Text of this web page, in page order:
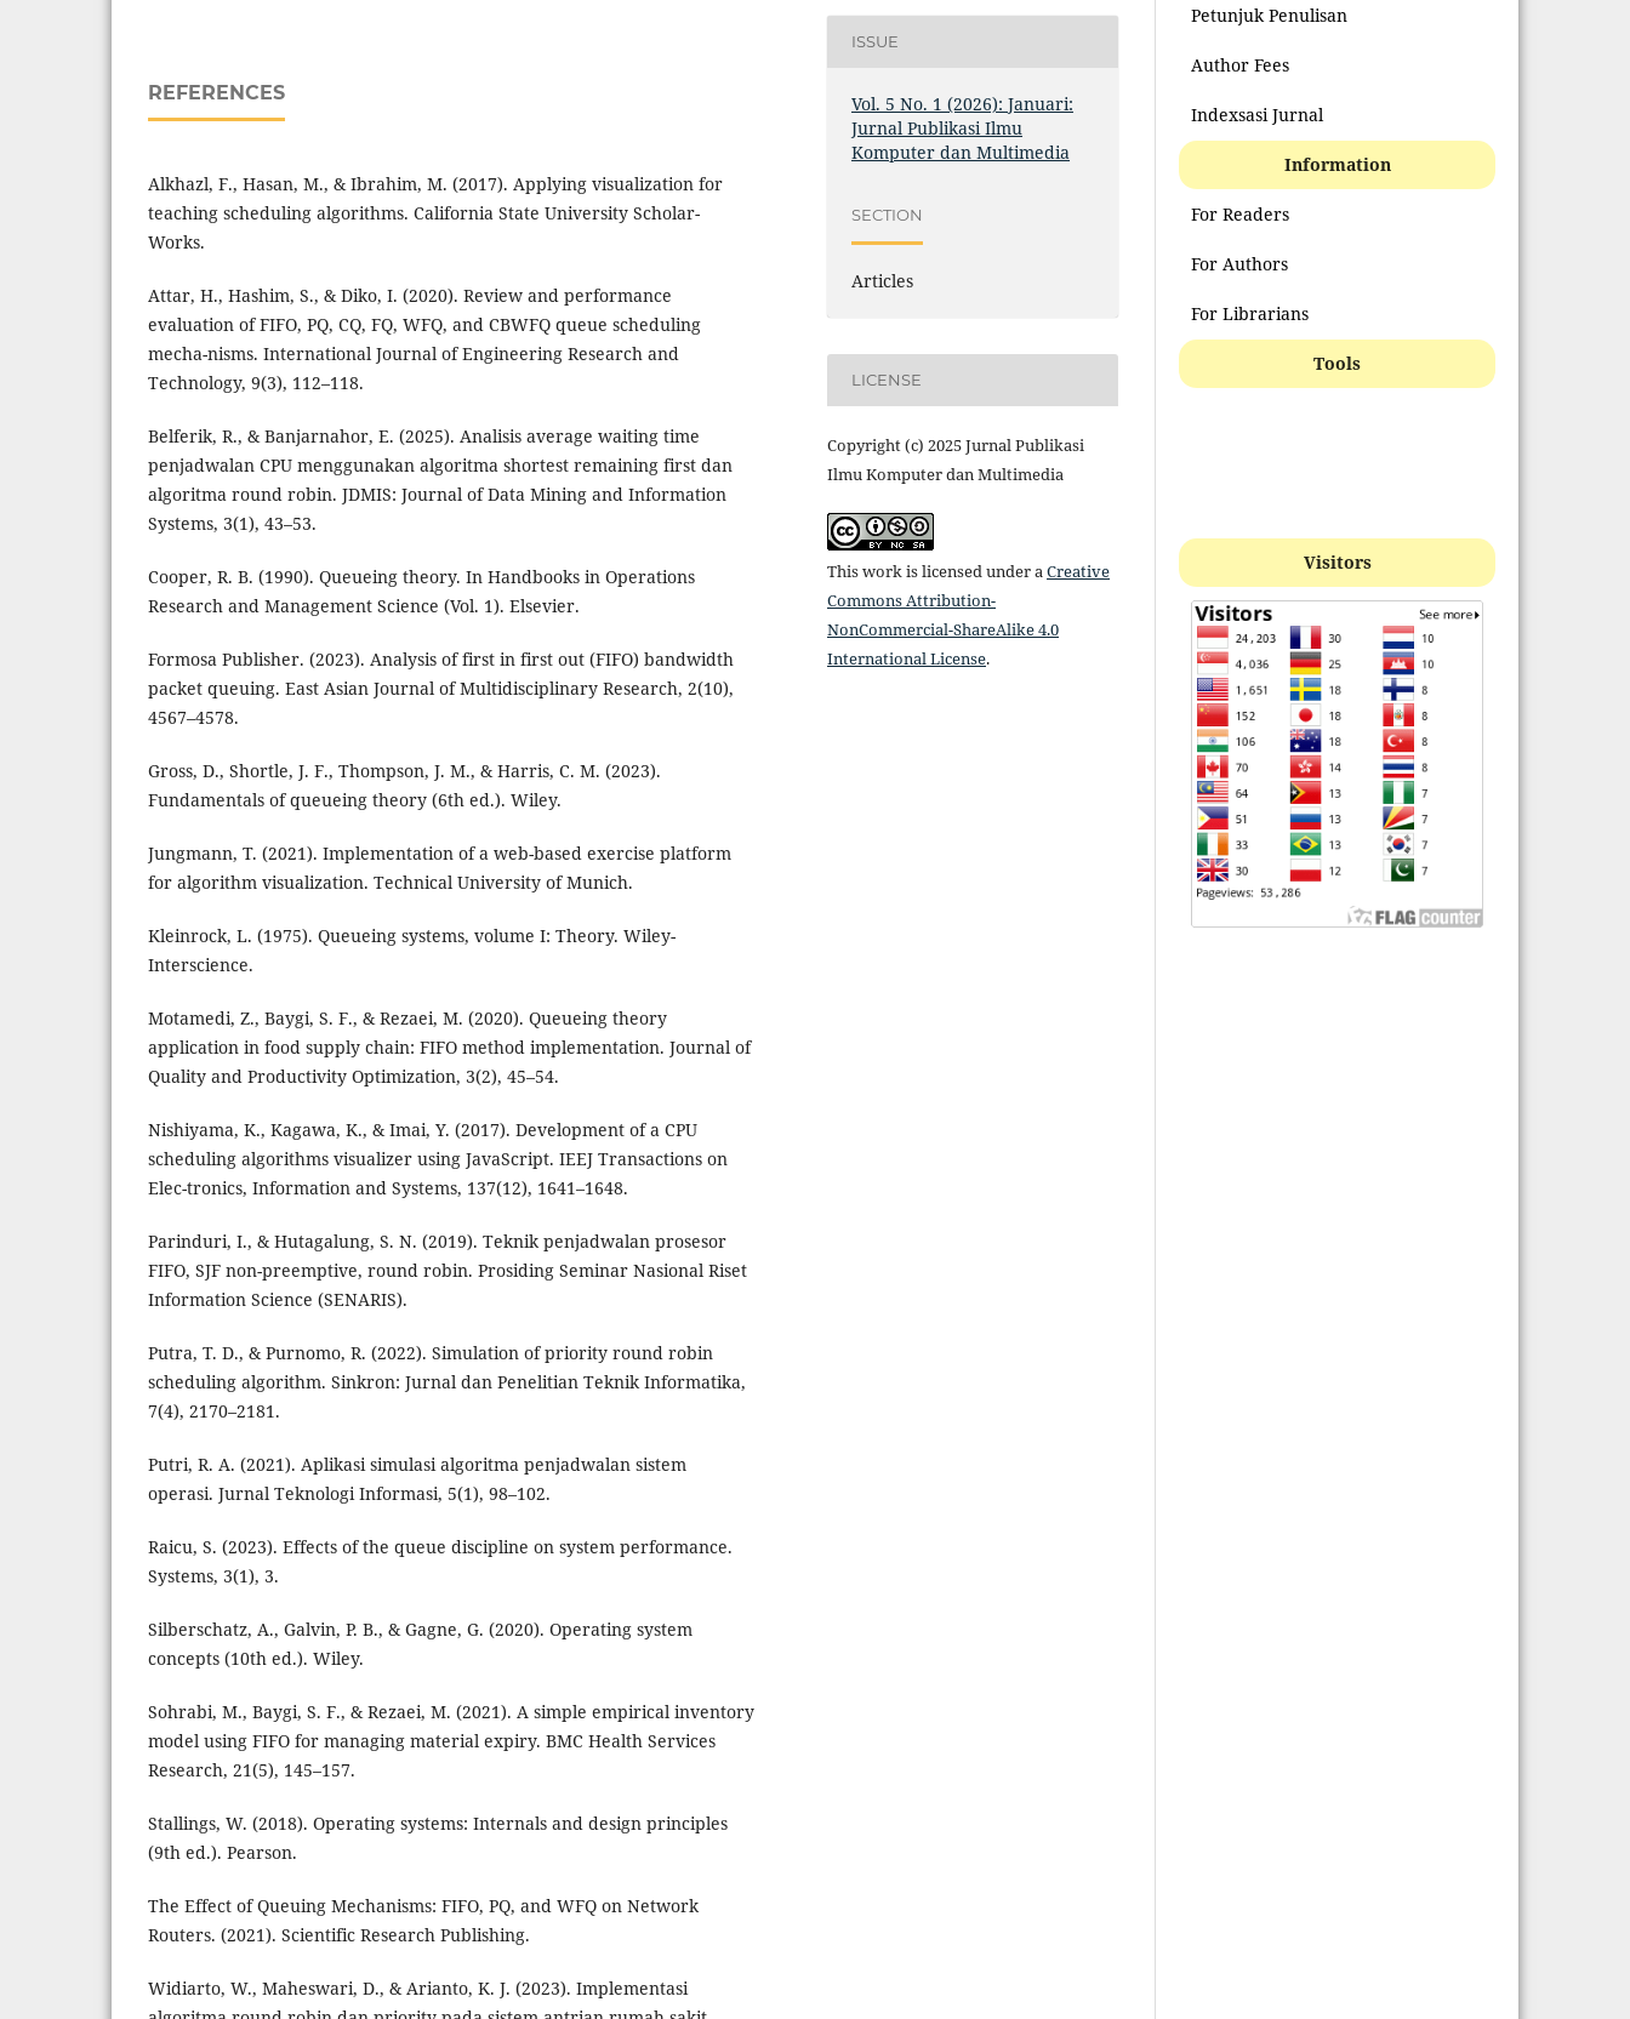
REFERENCES
Alkhazl, F., Hasan, M., & Ibrahim, M. (2017). Applying visualization for
teaching scheduling algorithms. California State University Scholar-
Works.
Attar, H., Hashim, S., & Diko, I. (2020). Review and performance
evaluation of FIFO, PQ, CQ, FQ, WFQ, and CBWFQ queue scheduling
mecha-nisms. International Journal of Engineering Research and
Technology, 9(3), 112–118.
Belferik, R., & Banjarnahor, E. (2025). Analisis average waiting time
penjadwalan CPU menggunakan algoritma shortest remaining first dan
algoritma round robin. JDMIS: Journal of Data Mining and Information
Systems, 3(1), 43–53.
Cooper, R. B. (1990). Queueing theory. In Handbooks in Operations
Research and Management Science (Vol. 1). Elsevier.
Formosa Publisher. (2023). Analysis of first in first out (FIFO) bandwidth
packet queuing. East Asian Journal of Multidisciplinary Research, 2(10),
4567–4578.
Gross, D., Shortle, J. F., Thompson, J. M., & Harris, C. M. (2023).
Fundamentals of queueing theory (6th ed.). Wiley.
Jungmann, T. (2021). Implementation of a web-based exercise platform
for algorithm visualization. Technical University of Munich.
Kleinrock, L. (1975). Queueing systems, volume I: Theory. Wiley-
Interscience.
Motamedi, Z., Baygi, S. F., & Rezaei, M. (2020). Queueing theory
application in food supply chain: FIFO method implementation. Journal of
Quality and Productivity Optimization, 3(2), 45–54.
Nishiyama, K., Kagawa, K., & Imai, Y. (2017). Development of a CPU
scheduling algorithms visualizer using JavaScript. IEEJ Transactions on
Elec-tronics, Information and Systems, 137(12), 1641–1648.
Parinduri, I., & Hutagalung, S. N. (2019). Teknik penjadwalan prosesor
FIFO, SJF non-preemptive, round robin. Prosiding Seminar Nasional Riset
Information Science (SENARIS).
Putra, T. D., & Purnomo, R. (2022). Simulation of priority round robin
scheduling algorithm. Sinkron: Jurnal dan Penelitian Teknik Informatika,
7(4), 2170–2181.
Putri, R. A. (2021). Aplikasi simulasi algoritma penjadwalan sistem
operasi. Jurnal Teknologi Informasi, 5(1), 98–102.
Raicu, S. (2023). Effects of the queue discipline on system performance.
Systems, 3(1), 3.
Silberschatz, A., Galvin, P. B., & Gagne, G. (2020). Operating system
concepts (10th ed.). Wiley.
Sohrabi, M., Baygi, S. F., & Rezaei, M. (2021). A simple empirical inventory
model using FIFO for managing material expiry. BMC Health Services
Research, 21(5), 145–157.
Stallings, W. (2018). Operating systems: Internals and design principles
(9th ed.). Pearson.
The Effect of Queuing Mechanisms: FIFO, PQ, and WFQ on Network
Routers. (2021). Scientific Research Publishing.
Widiarto, W., Maheswari, D., & Arianto, K. J. (2023). Implementasi
ISSUE
Vol. 5 No. 1 (2026): Januari:
Jurnal Publikasi Ilmu
Komputer dan Multimedia
SECTION
Articles
LICENSE
Copyright (c) 2025 Jurnal Publikasi
Ilmu Komputer dan Multimedia
This work is licensed under aCreative
Commons Attribution-
NonCommercial-ShareAlike 4.0
International License.
Petunjuk Penulisan
Author Fees
Indexsasi Jurnal
Information
For Readers
For Authors
For Librarians
Tools
Visitors